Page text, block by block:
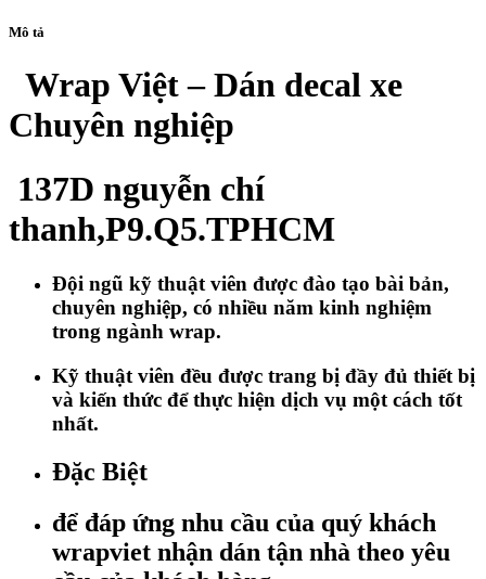
Mô tả
Wrap Việt – Dán decal xe
Chuyên nghiệp
137D nguyễn chí
thanh,P9.Q5.TPHCM
Đội ngũ kỹ thuật viên được đào tạo bài bản,
chuyên nghiệp, có nhiều năm kinh nghiệm
trong ngành wrap.
Kỹ thuật viên đều được trang bị đầy đủ thiết bị
và kiến thức để thực hiện dịch vụ một cách tốt
nhất.
Đặc Biệt
để đáp ứng nhu cầu của quý khách
wrapviet nhận dán tận nhà theo yêu